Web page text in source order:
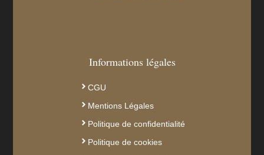
Informations légales
CGU
Mentions Légales
Politique de confidentialité
Politique de cookies